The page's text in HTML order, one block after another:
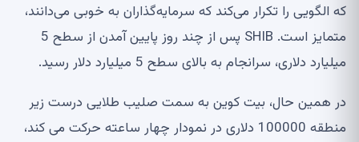
که الگویی را تکرار می‌کند که سرمایه‌گذاران به خوبی می‌دانند،
متمایز است. SHIB پس از چند روز پایین آمدن از سطح 5
میلیارد دلاری، سرانجام به بالای سطح 5 میلیارد دلار رسید.
در همین حال، بیت کوین به سمت صلیب طلایی درست زیر
منطقه 100000 دلاری در نمودار چهار ساعته حرکت می کند،